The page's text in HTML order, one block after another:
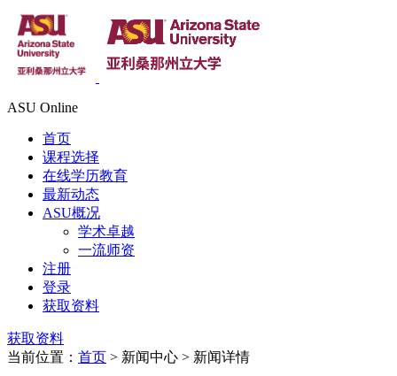
ASU Online
首页
课程选择
在线学历教育
最新动态
ASU概况
学术卓越
一流师资
注册
登录
获取资料
获取资料
当前位置： 首页 > 新闻中心 > 新闻详情